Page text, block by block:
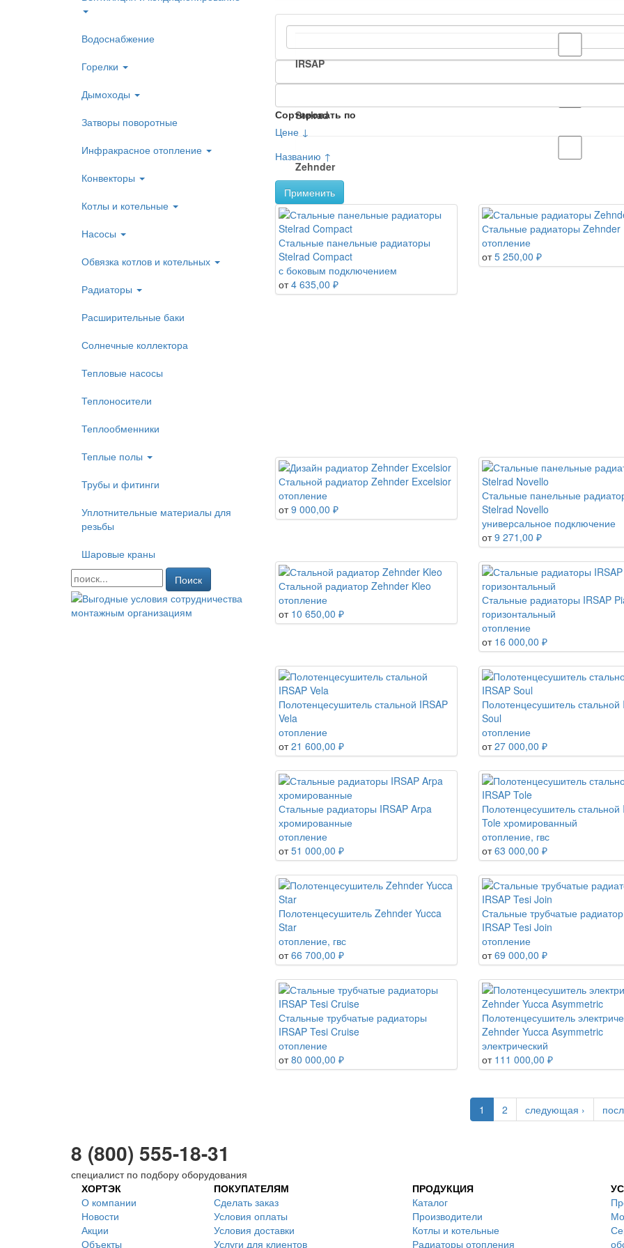
Водоснабжение
Горелки
Дымоходы
Затворы поворотные
Инфракрасное отопление
Конвекторы
Котлы и котельные
Насосы
Обвязка котлов и котельных
Радиаторы
Расширительные баки
Солнечные коллектора
Тепловые насосы
Теплоносители
Теплообменники
Теплые полы
Трубы и фитинги
Уплотнительные материалы для
резьбы
Шаровые краны
Поиск
IRSAP
Stelrad
Zehnder
Сортировать по
Цене ↓
Названию ↑
Применить
Стальные панельные радиаторы
Stelrad Compact
с боковым подключением
от 4 635,00 ₽
Стальные радиаторы Zehnder
отопление
от 5 250,00 ₽
Стальной радиатор Zehnder Excelsior
отопление
от 9 000,00 ₽
Стальные панельные
Stelrad Novello
универсальное подключение
от 9 271,00 ₽
Стальной радиатор Zehnder Kleo
отопление
от 10 650,00 ₽
Стальные радиаторы IRSAP
горизонтальный
отопление
от 16 000,00 ₽
Полотенцесушитель стальной IRSAP
Vela
отопление
от 21 600,00 ₽
Полотенцесушитель стальной
Soul
отопление
от 27 000,00 ₽
Стальные радиаторы IRSAP Arpa
хромированные
отопление
от 51 000,00 ₽
Полотенцесушитель стальной
Tole хромированный
отопление, гвс
от 63 000,00 ₽
Полотенцесушитель Zehnder Yucca
Star
отопление, гвс
от 66 700,00 ₽
Стальные трубчатые
IRSAP Tesi Join
отопление
от 69 000,00 ₽
Стальные трубчатые радиаторы
IRSAP Tesi Cruise
отопление
от 80 000,00 ₽
Полотенцесушитель
Zehnder Yucca Asymmetric
электрический
от 111 000,00 ₽
1 2 следующая ›
8 (800) 555-18-31
специалист по подбору оборудования
ХОРТЭК
О компании
Новости
Акции
Объекты
ПОКУПАТЕЛЯМ
Сделать заказ
Условия оплаты
Условия доставки
Услуги для клиентов
ПРОДУКЦИЯ
Каталог
Производители
Котлы и котельные
Радиаторы отопления